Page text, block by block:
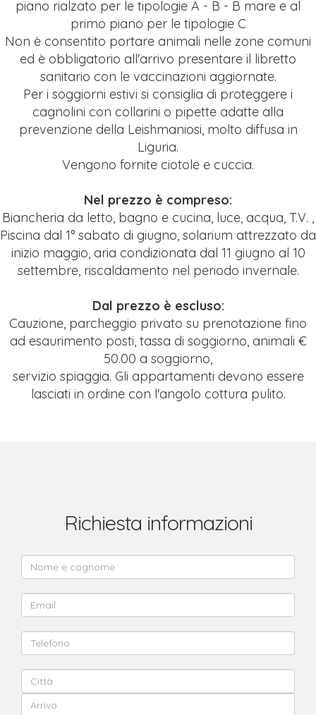
piano rialzato per le tipologie A - B - B mare e al
primo piano per le tipologie C
Non è consentito portare animali nelle zone comuni
ed è obbligatorio all'arrivo presentare il libretto
sanitario con le vaccinazioni aggiornate.
Per i soggiorni estivi si consiglia di proteggere i
cagnolini con collarini o pipette adatte alla
prevenzione della Leishmaniosi, molto diffusa in
Liguria.
Vengono fornite ciotole e cuccia.
Nel prezzo è compreso:
Biancheria da letto, bagno e cucina, luce, acqua, T.V. ,
Piscina dal 1° sabato di giugno, solarium attrezzato da
inizio maggio, aria condizionata dal 11 giugno al 10
settembre, riscaldamento nel periodo invernale.
Dal prezzo è escluso:
Cauzione, parcheggio privato su prenotazione fino
ad esaurimento posti, tassa di soggiorno, animali €
50.00 a soggiorno,
servizio spiaggia. Gli appartamenti devono essere
lasciati in ordine con l'angolo cottura pulito.
Richiesta informazioni